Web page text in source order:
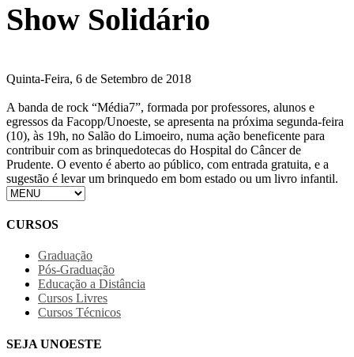
Show Solidário
Quinta-Feira, 6 de Setembro de 2018
A banda de rock “Média7”, formada por professores, alunos e
egressos da Facopp/Unoeste, se apresenta na próxima segunda-feira
(10), às 19h, no Salão do Limoeiro, numa ação beneficente para
contribuir com as brinquedotecas do Hospital do Câncer de
Prudente. O evento é aberto ao público, com entrada gratuita, e a
sugestão é levar um brinquedo em bom estado ou um livro infantil.
CURSOS
Graduação
Pós-Graduação
Educação a Distância
Cursos Livres
Cursos Técnicos
SEJA UNOESTE